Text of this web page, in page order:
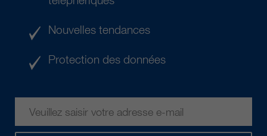
Nouvelles tendances
Protection des données